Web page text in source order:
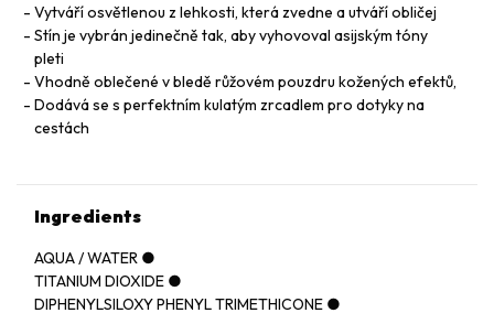
Vytváří osvětlenou z lehkosti, která zvedne a utváří obličej
Stín je vybrán jedinečně tak, aby vyhovoval asijským tóny
pleti
Vhodně oblečené v bledě růžovém pouzdru kožených efektů,
Dodává se s perfektním kulatým zrcadlem pro dotyky na
cestách
Ingredients
AQUA / WATER ●
TITANIUM DIOXIDE ●
DIPHENYLSILOXY PHENYL TRIMETHICONE ●